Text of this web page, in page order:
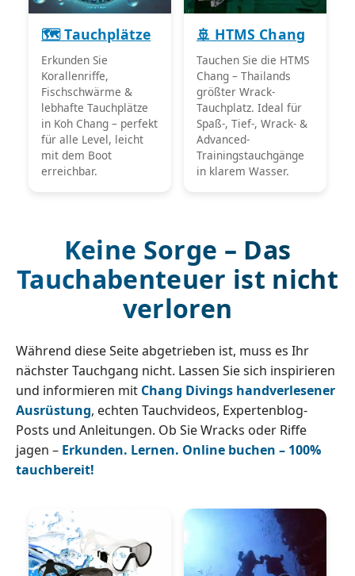
🗺️Tauchplätze
Erkunden Sie
Korallenriffe,
Fischschwärme &
lebhafte Tauchplätze
in Koh Chang – perfekt
für alle Level, leicht
mit dem Boot
erreichbar.
🚢 HTMS Chang
Tauchen Sie die HTMS
Chang – Thailands
größter Wrack-
Tauchplatz. Ideal für
Spaß-, Tief-, Wrack- &
Advanced-
Trainingstauchgänge
in klarem Wasser.
Keine Sorge – Das
Tauchabenteuer ist nicht
verloren
Während diese Seite abgetrieben ist, muss es Ihr
nächster Tauchgang nicht. Lassen Sie sich inspirieren
und informieren mit Chang Divings handverlesener
Ausrüstung, echten Tauchvideos, Expertenblog-
Posts und Anleitungen. Ob Sie Wracks oder Riffe
jagen – Erkunden. Lernen. Online buchen – 100%
tauchbereit!